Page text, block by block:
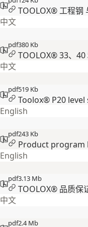
中文
pdf380 Kb
TOOLOX® 33、40
中文
pdf519 Kb
Toolox® P20 level
English
pdf243 Kb
Product program
English
pdf3.13 Mb
TOOLOX® 品质
中文
pdf2.4 Mb